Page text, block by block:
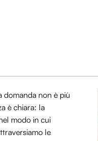
domanda non è più
è chiara: la
modo in cui
le